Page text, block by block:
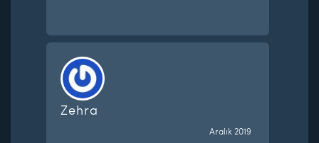
Zehra
Aralık 2019